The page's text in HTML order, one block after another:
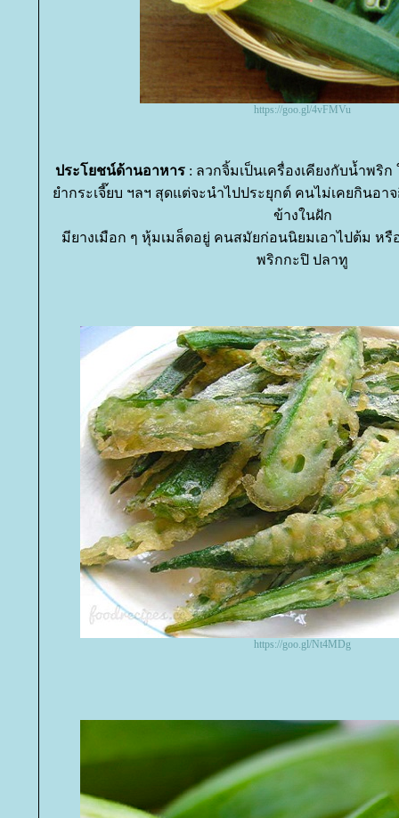
https://goo.gl/4vFMVu
ประโยชน์ด้านอาหาร : ลวกจิ้มเป็นเครื่องเคียงกับน้ำพริ
ำกระเจี๊ยบ ฯลฯ สุดแต่จะนำไปประยุกต์ คนไม่เคยกินอา
ข้างในฝัก
มียางเมือก ๆ หุ้มเมล็ดอยู่ คนสมัยก่อนนิยมเอาไปต้ม ห
พริกกะปิ ปลาทู
https://goo.gl/Nt4MDg